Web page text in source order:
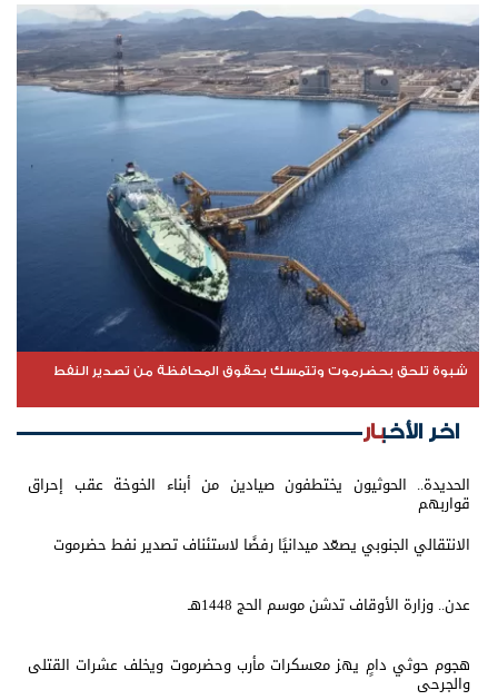
شبوة تلحق بحضرموت وتتمسك بحقوق المحافظة من تصدير النفط
اخر الأخبار
الحديدة.. الحوثيون يختطفون صيادين من أبناء الخوخة عقب إحراق
قواربهم
الانتقالي الجنوبي يصعّد ميدانيًا رفضًا لاستئناف تصدير نفط حضرموت
عدن.. وزارة الأوقاف تدشن موسم الحج 1448هـ
هجوم حوثي دامٍ يهز معسكرات مأرب وحضرموت ويخلف عشرات القتلى
والجرحى